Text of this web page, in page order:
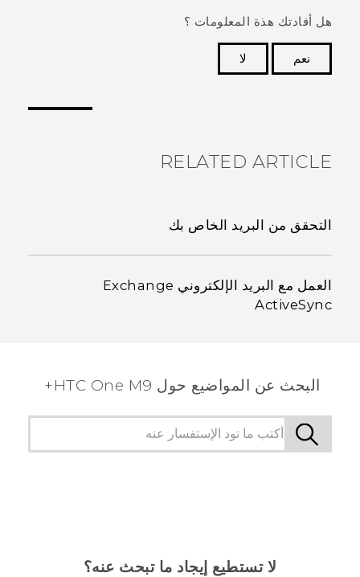
هل أفادتك هذة المعلومات ؟
نعم
لا
RELATED ARTICLE
التحقق من البريد الخاص بك
العمل مع البريد الإلكتروني Exchange
ActiveSync
البحث عن المواضيع حول HTC One M9+
لا تستطيع إيجاد ما تبحث عنه؟